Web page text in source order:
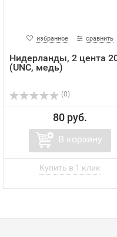
избранное сравнить
Нидерланды, 2 цента
(UNC, медь)
(0)
80 руб.
В корзину